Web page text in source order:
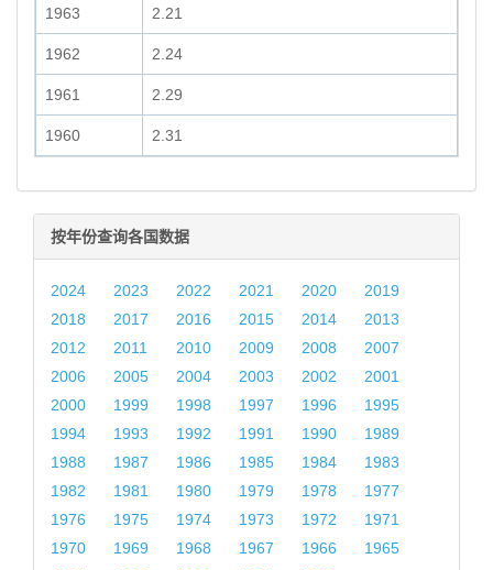
1963 2.21
1962 2.24
1961 2.29
1960 2.31
按年份查询各国数据
2024 2023 2022 2021 2020
2019
2018
2017 2016 2015 2014
2013
2012
2011 2010 2009 2008
2007
2006
2005 2004 2003 2002
2001
2000
1999 1998 1997 1996
1995
1994
1993 1992 1991 1990
1989
1988
1987 1986 1985 1984
1983
1982
1981 1980 1979 1978
1977
1976
1975 1974 1973 1972
1971
1970
1969 1968 1967 1966
1965